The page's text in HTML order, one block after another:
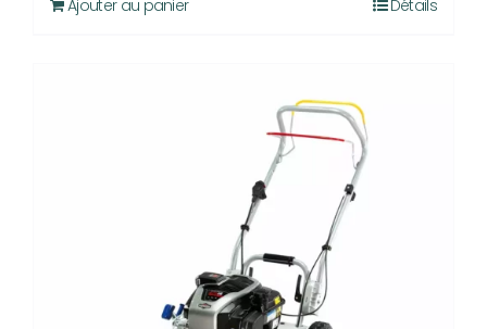
Ajouter au panier Détails